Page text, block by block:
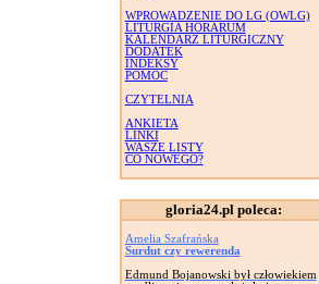
WPROWADZENIE DO LG (OWLG)
LITURGIA HORARUM
KALENDARZ LITURGICZNY
DODATEK
INDEKSY
POMOC
CZYTELNIA
ANKIETA
LINKI
WASZE LISTY
CO NOWEGO?
gloria24.pl poleca:
Amelia Szafrańska
Surdut czy rewerenda
Edmund Bojanowski był człowiekiem